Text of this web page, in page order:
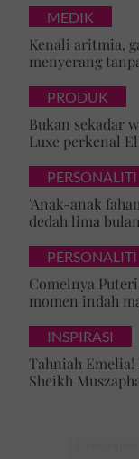
MEDIK
Kenali aritmia,
menyerang
PRODUK
Bukan sekadar
Luxe perkenal
PERSONALITI
'Anak-anak
dedah lima
PERSONALITI
Comelnya
momen indah
INSPIRASI
Tahniah
Sheikh